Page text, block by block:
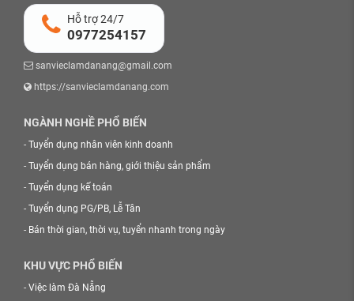
Hỗ trợ 24/7
0977254157
sanvieclamdanang@gmail.com
https://sanvieclamdanang.com
NGÀNH NGHỀ PHỔ BIẾN
- Tuyển dụng nhân viên kinh doanh
- Tuyển dụng bán hàng, giới thiệu sản phẩm
- Tuyển dụng kế toán
- Tuyển dụng PG/PB, Lễ Tân
- Bán thời gian, thời vụ, tuyển nhanh trong ngày
KHU VỰC PHỔ BIẾN
- Việc làm Đà Nẵng